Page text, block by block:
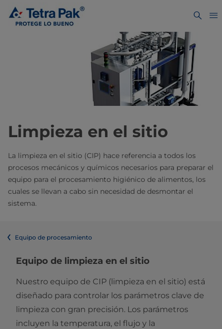
Limpieza en el sitio
La limpieza en el sitio (CIP) hace referencia a todos los
procesos mecánicos y químicos necesarios para preparar el
equipo para el procesamiento higiénico de alimentos, los
cuales se llevan a cabo sin necesidad de desmontar el
sistema.
Equipo de procesamiento
Equipo de limpieza en el sitio
Nuestro equipo de CIP (limpieza en el sitio) está
diseñado para controlar los parámetros clave de
limpieza con gran precisión. Los parámetros
incluyen la temperatura, el flujo y la